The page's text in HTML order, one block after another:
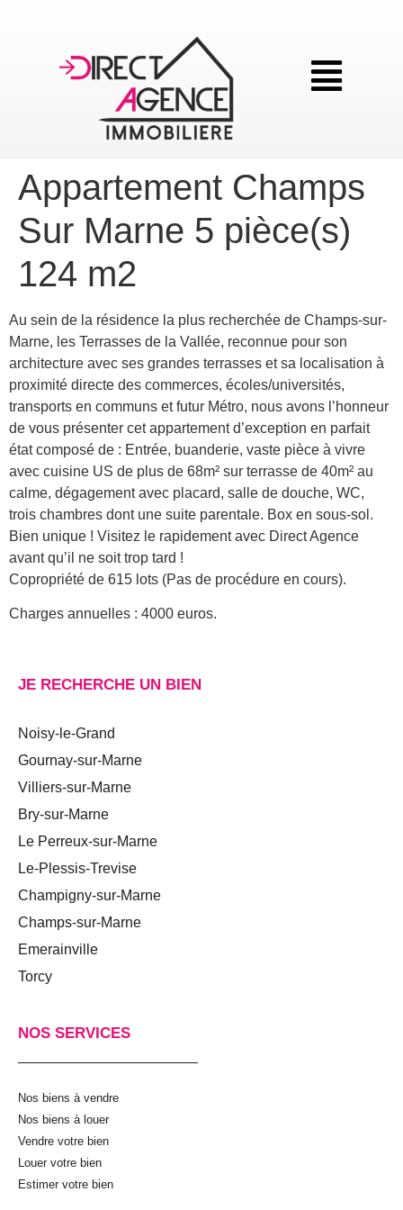
Appartement Champs
Sur Marne 5 pièce(s)
124 m2
Au sein de la résidence la plus recherchée de Champs-sur-
Marne, les Terrasses de la Vallée, reconnue pour son
architecture avec ses grandes terrasses et sa localisation à
proximité directe des commerces, écoles/universités,
transports en communs et futur Métro, nous avons l’honneur
de vous présenter cet appartement d’exception en parfait
état composé de : Entrée, buanderie, vaste pièce à vivre
avec cuisine US de plus de 68m² sur terrasse de 40m² au
calme, dégagement avec placard, salle de douche, WC,
trois chambres dont une suite parentale. Box en sous-sol.
Bien unique ! Visitez le rapidement avec Direct Agence
avant qu’il ne soit trop tard !
Copropriété de 615 lots (Pas de procédure en cours).
Charges annuelles : 4000 euros.
JE RECHERCHE UN BIEN
Noisy-le-Grand
Gournay-sur-Marne
Villiers-sur-Marne
Bry-sur-Marne
Le Perreux-sur-Marne
Le-Plessis-Trevise
Champigny-sur-Marne
Champs-sur-Marne
Emerainville
Torcy
NOS SERVICES
Nos biens à vendre
Nos biens à louer
Vendre votre bien
Louer votre bien
Estimer votre bien